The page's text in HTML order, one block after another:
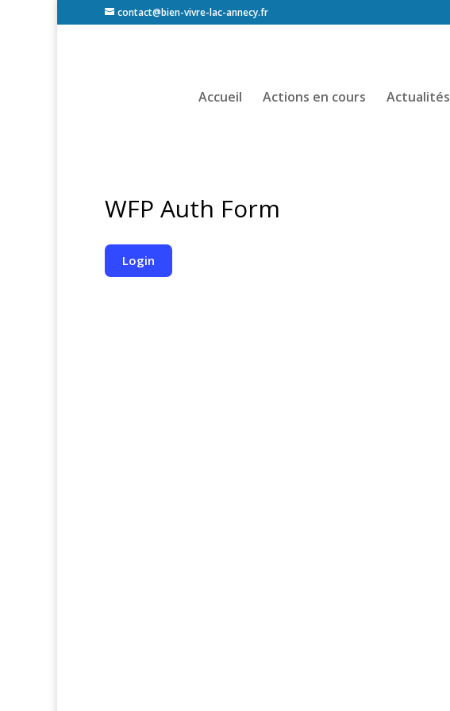
contact@bien-vivre-lac-annecy.fr
Accueil Actions en cours Actualités
WFP Auth Form
Login